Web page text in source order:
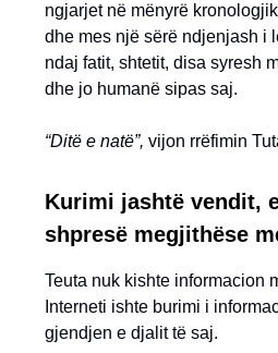
ngjarjet në mënyrë
dhe mes një sërë ndjenjash i
ndaj fatit, shtetit, disa syresh
dhe jo humanë sipas saj.
“Ditë e natë”, vijon rrëfimin
Kurimi jashtë vendit,
shpresë megjithëse
Teuta nuk kishte informacion
Interneti ishte burimi i
gjendjen e djalit të saj.